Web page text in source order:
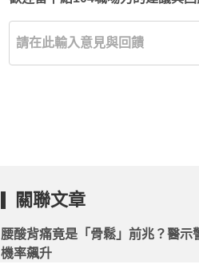
關聯文章
腰酸背痛竟是「骨鬆」前兆？醫示
機率飆升